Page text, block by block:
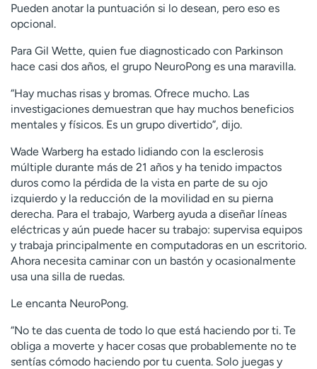
Pueden anotar la puntuación si lo desean, pero eso es
opcional.
Para Gil Wette, quien fue diagnosticado con Parkinson
hace casi dos años, el grupo NeuroPong es una maravilla.
“Hay muchas risas y bromas. Ofrece mucho. Las
investigaciones demuestran que hay muchos beneficios
mentales y físicos. Es un grupo divertido”, dijo.
Wade Warberg ha estado lidiando con la esclerosis
múltiple durante más de 21 años y ha tenido impactos
duros como la pérdida de la vista en parte de su ojo
izquierdo y la reducción de la movilidad en su pierna
derecha. Para el trabajo, Warberg ayuda a diseñar líneas
eléctricas y aún puede hacer su trabajo: supervisa equipos
y trabaja principalmente en computadoras en un escritorio.
Ahora necesita caminar con un bastón y ocasionalmente
usa una silla de ruedas.
Le encanta NeuroPong.
“No te das cuenta de todo lo que está haciendo por ti. Te
obliga a moverte y hacer cosas que probablemente no te
sentías cómodo haciendo por tu cuenta. Solo juegas y